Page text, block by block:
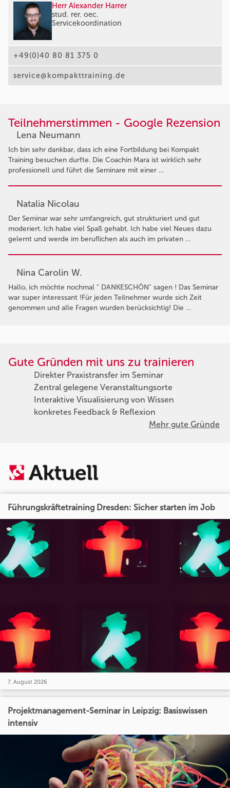
Herr Alexander Harrer
stud. rer. oec.
Servicekoordination
+49(0)40 80 81 375 0
service@kompakttraining.de
Teilnehmerstimmen - Google Rezension
Lena Neumann
Ich bin sehr dankbar, dass ich eine Fortbildung bei Kompakt
Training besuchen durfte. Die Coachin Mara ist wirklich sehr
professionell und führt die Seminare mit einer …
Natalia Nicolau
Der Seminar war sehr umfangreich, gut strukturiert und gut
moderiert. Ich habe viel Spaß gehabt. Ich habe viel Neues dazu
gelernt und werde im beruflichen als auch im privaten …
Nina Carolin W.
Hallo, ich möchte nochmal " DANKESCHÖN" sagen ! Das Seminar
war super interessant !Für jeden Teilnehmer wurde sich Zeit
genommen und alle Fragen wurden berücksichtig! Die …
Gute Gründen mit uns zu trainieren
Direkter Praxistransfer im Seminar
Zentral gelegene Veranstaltungsorte
Interaktive Visualisierung von Wissen
konkretes Feedback & Reflexion
Mehr gute Gründe
Führungskräftetraining Dresden: Sicher starten im Job
7. August 2026
Projektmanagement-Seminar in Leipzig: Basiswissen
intensiv